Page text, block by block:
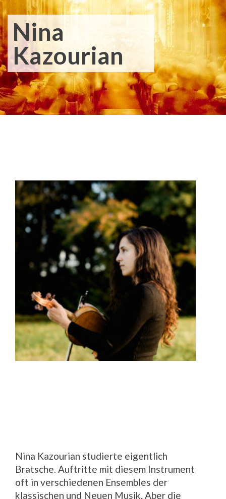
Nina
Kazourian
Nina Kazourian studierte eigentlich
Bratsche. Auftritte mit diesem Instrument
oft in verschiedenen Ensembles der
klassischen und Neuen Musik. Aber die